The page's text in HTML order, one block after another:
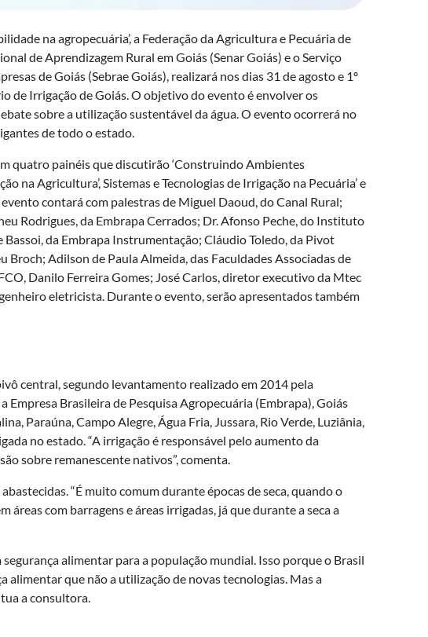
na agropecuária’, a Federação da Agricultura e Pecuária de
de Aprendizagem Rural em Goiás (Senar Goiás) e o Serviço
de Goiás (Sebrae Goiás), realizará nos dias 31 de agosto e 1º
de Irrigação de Goiás. O objetivo do evento é envolver os
sobre a utilização sustentável da água. O evento ocorrerá no
de todo o estado.
quatro painéis que discutirão ‘Construindo Ambientes
na Agricultura’, Sistemas e Tecnologias de Irrigação na Pecuária’ e
evento contará com palestras de Miguel Daoud, do Canal Rural;
Rodrigues, da Embrapa Cerrados; Dr. Afonso Peche, do Instituto
da Embrapa Instrumentação; Cláudio Toledo, da Pivot
Adilson de Paula Almeida, das Faculdades Associadas de
Danilo Ferreira Gomes; José Carlos, diretor executivo da Mtec
eletricista. Durante o evento, serão apresentados também
central, segundo levantamento realizado em 2014 pela
Empresa Brasileira de Pesquisa Agropecuária (Embrapa), Goiás
Paraúna, Campo Alegre, Água Fria, Jussara, Rio Verde, Luziânia,
no estado. “A irrigação é responsável pelo aumento da
sobre remanescente nativos”, comenta.
“É muito comum durante épocas de seca, quando o
com barragens e áreas irrigadas, já que durante a seca a
alimentar para a população mundial. Isso porque o Brasil
que não a utilização de novas tecnologias. Mas a
a consultora.